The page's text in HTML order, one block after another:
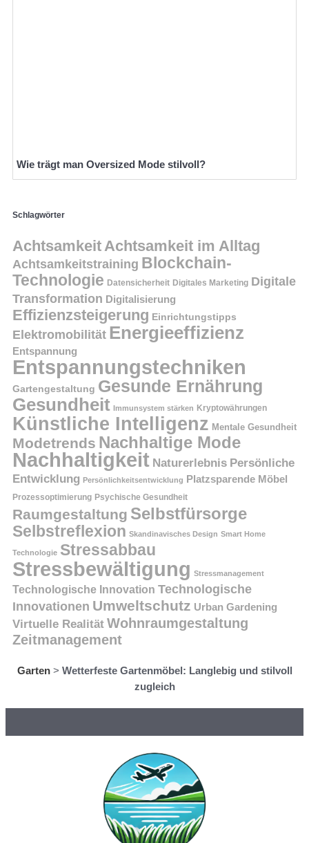
Wie trägt man Oversized Mode stilvoll?
Schlagwörter
AchtsamkeitAchtsamkeit im Alltag
Achtsamkeitstraining Blockchain-
Technologie Datensicherheit Digitales Marketing Digitale
Transformation Digitalisierung
Effizienzsteigerung Einrichtungstipps
Elektromobilität Energieeffizienz
Entspannung
Entspannungstechniken
Gartengestaltung Gesunde Ernährung
Gesundheit Immunsystem stärken Kryptowährungen
Künstliche Intelligenz Mentale Gesundheit
Modetrends Nachhaltige Mode
Nachhaltigkeit Naturerlebnis Persönliche
Entwicklung Persönlichkeitsentwicklung Platzsparende Möbel
Prozessoptimierung Psychische Gesundheit
Raumgestaltung Selbstfürsorge
Selbstreflexion Skandinavisches Design Smart Home
Technologie Stressabbau
Stressbewältigung Stressmanagement
Technologische Innovation Technologische
Innovationen Umweltschutz Urban Gardening
Virtuelle Realität Wohnraumgestaltung
Zeitmanagement
Garten> Wetterfeste Gartenmöbel: Langlebig und stilvoll
zugleich